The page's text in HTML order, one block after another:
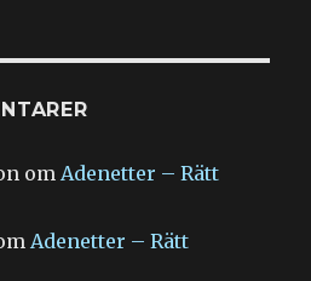
omAdenetter – Rätt
Adenetter – Rätt